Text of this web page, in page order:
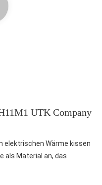
UTK Company
elektrischen Wärme kissen
als Material an, das